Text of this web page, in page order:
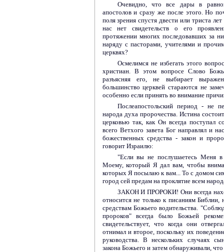
Очевидно, что все дары в
апостолов и сразу же после этого. Но
поля зрения спустя двести или триста
нас нет свидетельств о его
протяжении многих последовавших за
наряду с пасторами, учителями и
церквях?
Осмелимся не избегать этого
христиан. В этом вопросе Слово
разъясняя его, не выбирает
большинство церквей стараются не
особенно если принять во внимание
Послеапостольский период - не
народа духа пророчества. Истина
церковью так, как Он всегда поступал
всего Ветхого завета Бог направлял и
божественных средства - закон и
говорит Израилю:
"Если вы не послушаетесь Меня
Моему, который Я дал вам, чтобы
которых Я посылаю к вам... То с домом
город сей предам на проклятие всем
ЗАКОН И ПРОРОКИ! Они всегда
относится не только к писаниям
средствам Божьего водительства.
пророков" всегда было Божьей
свидетельствует, что когда они
отнимал и второе, поскольку их
руководства. В нескольких случаях
закона Божьего и затем обнаруживали,